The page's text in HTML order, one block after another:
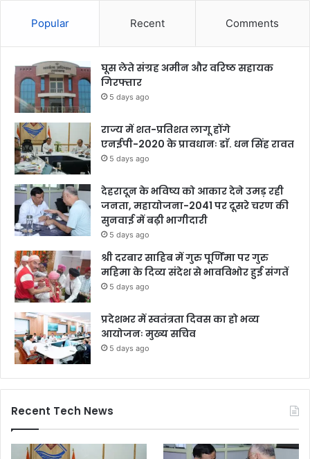
Popular Recent Comments
घूस लेते संग्रह अमीन और वरिष्ठ सहायक
गिरफ्तार
5 days ago
राज्य में शत-प्रतिशत लागू होंगे
एनईपी-2020 के प्रावधानः डाॅ. धन सिंह रावत
5 days ago
देहरादून के भविष्य को आकार देने उमड़ रही
जनता, महायोजना-2041 पर दूसरे चरण की
सुनवाई में बढ़ी भागीदारी
5 days ago
श्री दरबार साहिब में गुरु पूर्णिमा पर गुरु
महिमा के दिव्य संदेश से भावविभोर हुई संगतें
5 days ago
प्रदेशभर में स्वतंत्रता दिवस का हो भव्य
आयोजनः मुख्य सचिव
5 days ago
Recent Tech News